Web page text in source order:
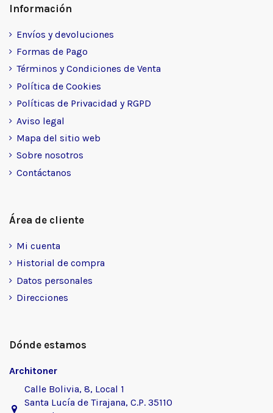
Información
Envíos y devoluciones
Formas de Pago
Términos y Condiciones de Venta
Política de Cookies
Políticas de Privacidad y RGPD
Aviso legal
Mapa del sitio web
Sobre nosotros
Contáctanos
Área de cliente
Mi cuenta
Historial de compra
Datos personales
Direcciones
Dónde estamos
Architoner
Calle Bolivia, 8, Local 1
Santa Lucía de Tirajana, C.P. 35110